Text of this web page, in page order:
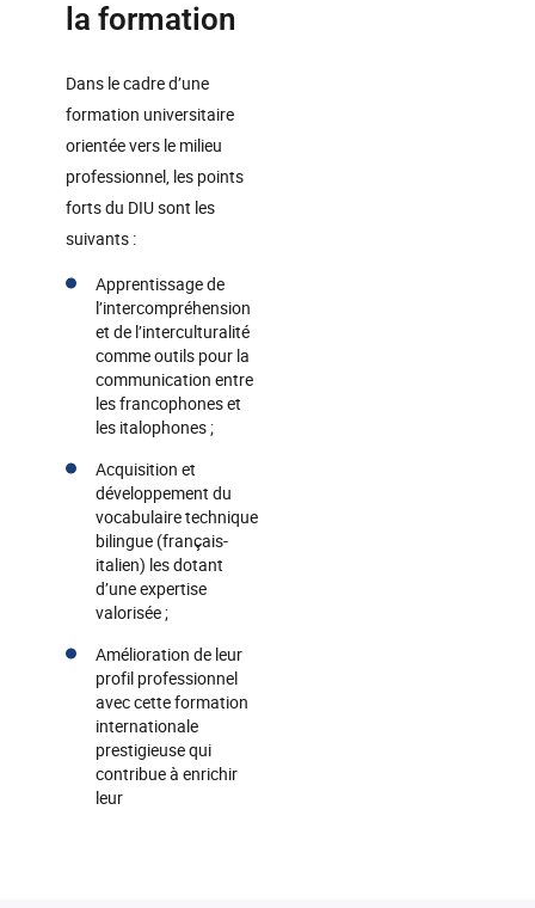
la formation
Dans le cadre d’une
formation universitaire
orientée vers le milieu
professionnel, les points
forts du DIU sont les
suivants :
Apprentissage de
l’intercompréhension
et de l’interculturalité
comme outils pour la
communication entre
les francophones et
les italophones ;
Acquisition et
développement du
vocabulaire technique
bilingue (français-
italien) les dotant
d’une expertise
valorisée ;
Amélioration de leur
profil professionnel
avec cette formation
internationale
prestigieuse qui
contribue à enrichir
leur